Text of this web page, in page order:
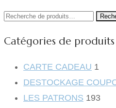
9.90€.4.95€.
Recherche
Catégories de produits
CARTE CADEAU 1
DESTOCKAGE
LES PATRONS 193